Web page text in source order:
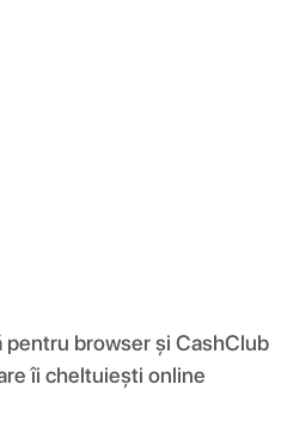
pentru browser și CashClub
îi cheltuiești online